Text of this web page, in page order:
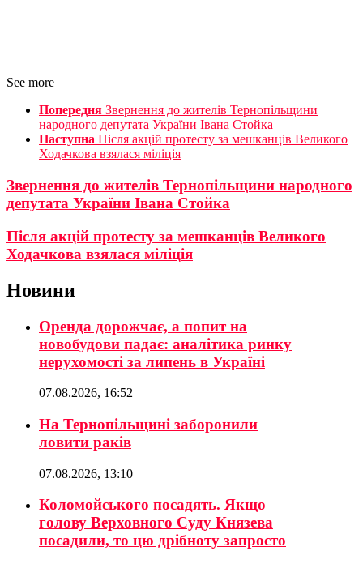
See more
Попередня Звернення до жителів Тернопільщини
народного депутата України Івана Стойка
Наступна Після акцій протесту за мешканців Великого
Ходачкова взялася міліція
Звернення до жителів Тернопільщини народного
депутата України Івана Стойка
Після акцій протесту за мешканців Великого
Ходачкова взялася міліція
Новини
Оренда дорожчає, а попит на
новобудови падає: аналітика ринку
нерухомості за липень в Україні
07.08.2026, 16:52
На Тернопільщині заборонили
ловити раків
07.08.2026, 13:10
Коломойського посадять. Якщо
голову Верховного Суду Князева
посадили, то цю дрібноту запросто